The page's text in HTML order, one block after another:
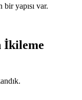
yapısı var.
İkileme